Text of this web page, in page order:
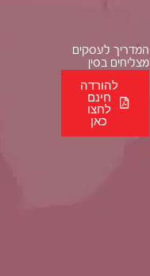
המדריך לעסקים
מצליחים בסין
להורדה
חינם
לחצו
כאן